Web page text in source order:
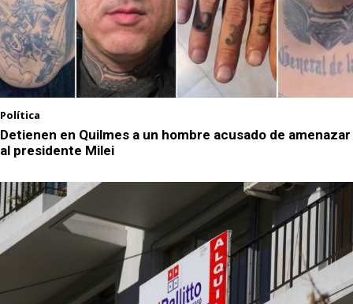
Política
Detienen en Quilmes a un hombre acusado de amenazar
al presidente Milei